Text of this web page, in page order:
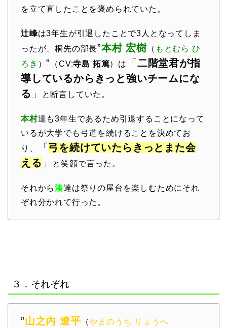
を立て直したことを褒められていた。
辻峰は3年生が引退したことで3人となってしま
ったが、桐先の部長”本村 宏樹 （ もとむら ひ
ろき ） ” （CV:寺島 拓篤）は 「二階堂君が指
導しているからきっと強いチームにな
る 」 と断言していた。
本村達も3年生であるため引退することになって
いるが大学でも弓道を続けることを決めてお
り、
「弓を続けていたらきっとまた会
える 」 と笑顔で言った。
それから湊達は祭りの屋台を楽しむためにそれ
ぞれ分かれて行った。
３．それぞれ
”山之内 遼平 （やまのうち りょうへ